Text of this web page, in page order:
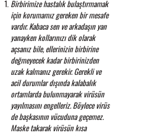
Birbirimize hastalık bulaştırmamak
için korumamız gereken bir mesafe
vardır. Kabaca sen ve arkadaşın yan
yanayken kollarınızı dik olarak
açsanız bile, ellerinizin birbirine
değmeyecek kadar birbirinizden
uzak kalmanız gerekir. Gerekli ve
acil durumlar dışında kalabalık
ortamlarda bulunmayarak virüsün
yayılmasını engelleriz. Böylece virüs
de başkasının vücuduna geçemez.
Maske takarak virüsün kısa